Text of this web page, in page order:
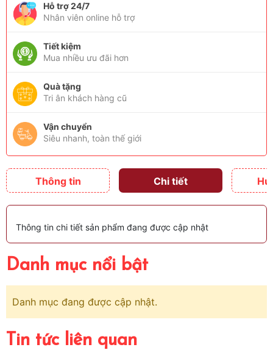
Hỗ trợ 24/7
Nhân viên online hỗ trợ
Tiết kiệm
Mua nhiều ưu đãi hơn
Quà tặng
Tri ân khách hàng cũ
Vận chuyển
Siêu nhanh, toàn thế giới
Thông tin Chi tiết
Thông tin chi tiết sản phẩm đang được cập nhật
Danh mục nổi bật
Danh mục đang được cập nhật.
Tin tức liên quan